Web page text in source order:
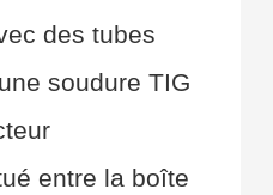
des tubes
soudure TIG
entre la boîte